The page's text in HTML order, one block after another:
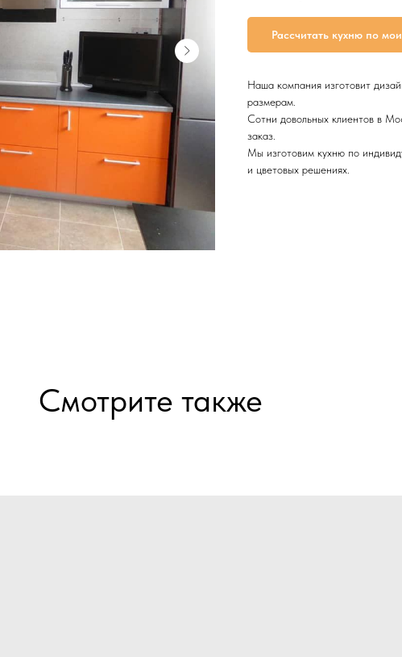
Рассчитать кухню по
Наша компания изготовит
размерам.
Сотни довольных клиентов в
заказ.
Мы изготовим кухню по
и цветовых решениях.
Смотрите также